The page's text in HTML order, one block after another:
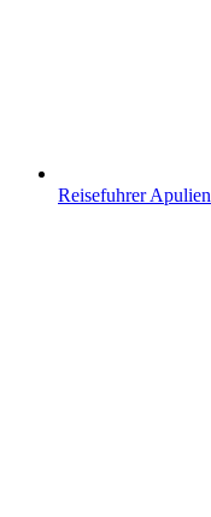
Reisefuhrer Apulien